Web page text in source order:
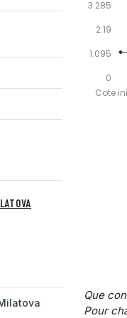
0
1.095
2.19
3.285
Cote
Que
Pour